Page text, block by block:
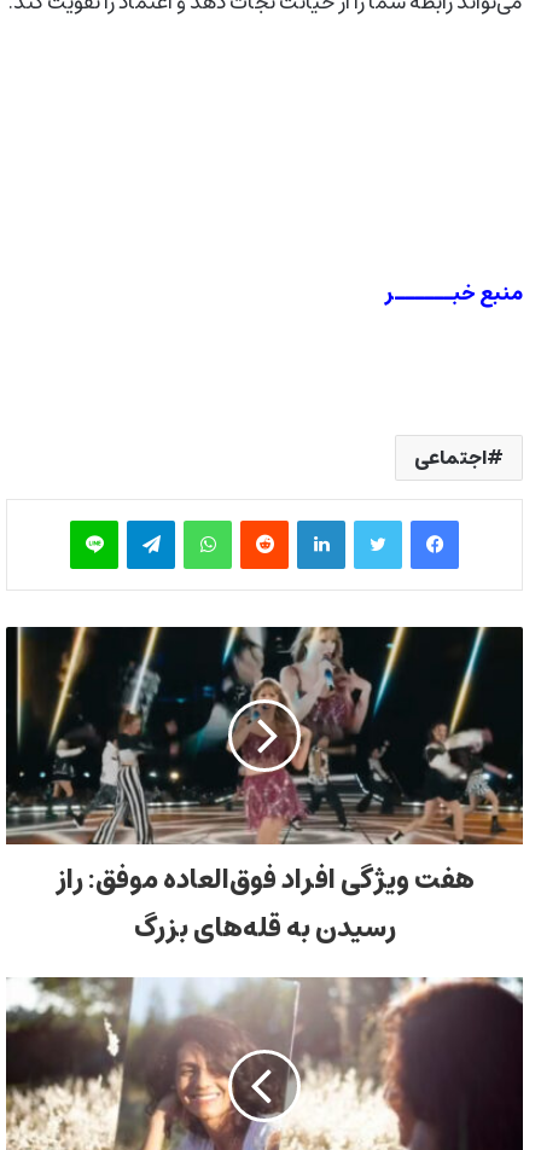
منبع خبــــــر
اجتماعی
فیس بوک توییتر لینکدین‫رددیت واتس آپ تلگرام لاین
هفت ویژگی افراد فوق‌العاده موفق: راز
رسیدن به قله‌های بزرگ